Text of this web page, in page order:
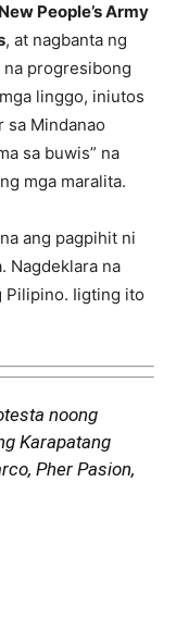
New People’s Army
, at nagbanta ng
na progresibong
linggo, iniutos
sa Mindanao
sa buwis” na
mga maralita.
ang pagpihit ni
Nagdeklara na
Pilipino. Iigting ito
noong
Karapatang
Pher Pasion,